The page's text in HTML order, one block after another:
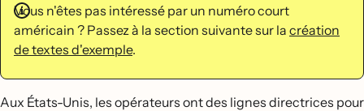
Vous n'êtes pas intéressé par un numéro court
américain ? Passez à la section suivante sur la création
de textes d'exemple.
Aux États-Unis, les opérateurs ont des lignes directrices pour